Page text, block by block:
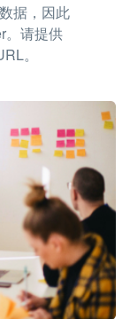
据，因此
。请提供
。